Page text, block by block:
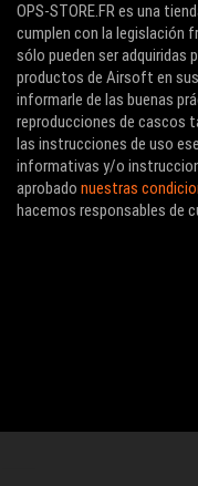
OPS-STORE.FR es una
cumplen con la legislación
sólo pueden ser adquiridas
productos de Airsoft en
informarle de las buenas
reproducciones de cascos
las instrucciones de uso
informativas y/o
aprobado nuestras
hacemos responsables de